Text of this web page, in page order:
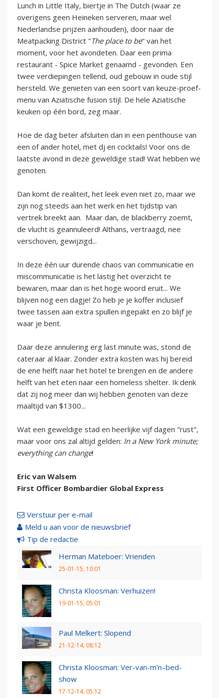
Lunch in Little Italy, biertje in The Dutch (waar ze
overigens geen Heineken serveren, maar wel
Nederlandse prijzen aanhouden), door naar de
Meatpacking District "The place to be" van het
moment, voor het avondeten. Daar een prima
restaurant - Spice Market genaamd - gevonden. Een
twee verdiepingen tellend, oud gebouw in oude stijl
hersteld. We genieten van een soort van keuze-proef-
menu van Aziatische fusion stijl. De hele Aziatische
keuken op één bord, zeg maar.
Hoe de dag beter afsluiten dan in een penthouse van
een of ander hotel, met dj en cocktails! Voor ons de
laatste avond in deze geweldige stad! Wat hebben we
genoten.
Dan komt de realiteit, het leek even niet zo, maar we
zijn nog steeds aan het werk en het tijdstip van
vertrek breekt aan. Maar dan, de blackberry zoemt,
de vlucht is geannuleerd! Althans, vertraagd, nee
verschoven, gewijzigd...
In deze één uur durende chaos van communicatie en
miscommunicatie is het lastig het overzicht te
bewaren, maar dan is het hoge woord eruit... We
blijven nog een dagje! Zo heb je je koffer inclusief
twee tassen aan extra spullen ingepakt en zo blijf je
waar je bent.
Daar deze annulering erg last minute was, stond de
cateraar al klaar. Zonder extra kosten was hij bereid
de ene helft naar het hotel te brengen en de andere
helft van het eten naar een homeless shelter. Ik denk
dat zij nog meer dan wij hebben genoten van deze
maaltijd van $1300...
Wat een geweldige stad en heerlijke vijf dagen "rust",
maar voor ons zal altijd gelden: In a New York minute;
everything can change!
Eric van Walsem
First Officer Bombardier Global Express
Verstuur per e-mail
Meld u aan voor de nieuwsbrief
Tip de redactie
Herman Mateboer: Vrienden
25-01-15, 10:01
Christa Kloosman: Verhuizen!
19-01-15, 05:01
Paul Melkert: Slopend
21-12-14, 08:12
Christa Kloosman: Ver-van-m’n–bed-
show
17-12-14, 05:12